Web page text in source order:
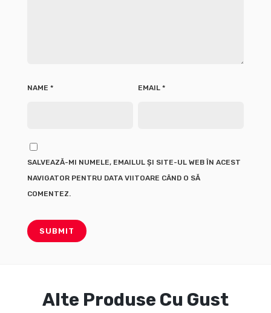
NAME * EMAIL *
SALVEAZĂ-MI NUMELE, EMAILUL ȘI SITE-UL WEB ÎN ACEST
NAVIGATOR PENTRU DATA VIITOARE CÂND O SĂ
COMENTEZ.
Alte Produse Cu Gust